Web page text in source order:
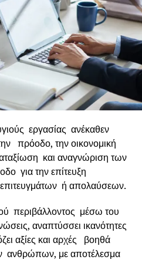
το 2021 προχωρήσαμε στην
εξαγορά της Singular
SingularLogic και την
iQom, PCS και πολύ
εταιρείες,
πανελλαδικό δίκτυο
με 1.000 υψηλά καταρτισμένα
συνεχίσουμε και το 2022 να
Επιχειρήσεων,
τεχνολογίας και λύσεις
των εργαζομένων και
νέων και
εργασίας ανέκαθεν
πρόοδο, την οικονομική
και αναγνώριση των
για την επίτευξη
ή απολαύσεων.
περιβάλλοντος μέσω του
αναπτύσσει ικανότητες
αξίες και αρχές βοηθά
ανθρώπων, με αποτέλεσμα